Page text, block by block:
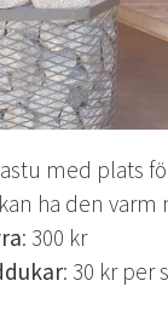
med plats
ha den varm
: 300 kr
: 30 kr per